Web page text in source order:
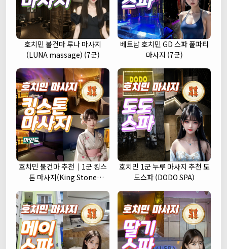
호치민 불건마 루나 마사지
(LUNA massage) (7군)
베트남 호치민 GD 스파 풀파티
마사지 (7군)
호치민 불건마 추천｜1군 킹스
톤 마사지(King Stone
호치민 1군 누루 마사지 추천 도
도스파 (DODO SPA)